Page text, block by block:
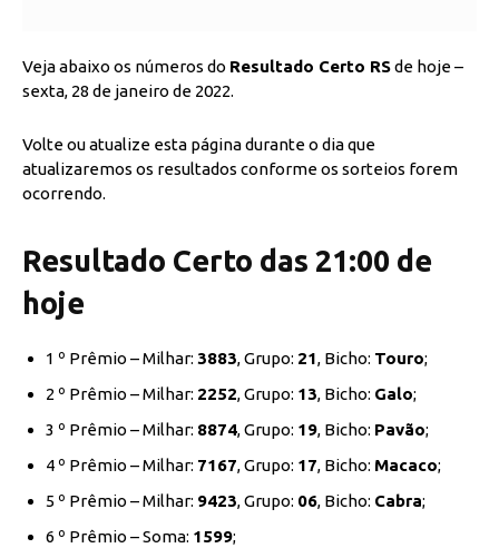
Veja abaixo os números do Resultado Certo RSde hoje –
sexta, 28 de janeiro de 2022.
Volte ou atualize esta página durante o dia que
atualizaremos os resultados conforme os sorteios forem
ocorrendo.
Resultado Certo das 21:00 de
hoje
1 º Prêmio – Milhar: 3883, Grupo: 21, Bicho: Touro;
2 º Prêmio – Milhar: 2252, Grupo: 13, Bicho: Galo;
3 º Prêmio – Milhar: 8874, Grupo: 19, Bicho: Pavão;
4 º Prêmio – Milhar: 7167, Grupo: 17, Bicho: Macaco;
5 º Prêmio – Milhar: 9423, Grupo: 06, Bicho: Cabra;
6 º Prêmio – Soma: 1599;